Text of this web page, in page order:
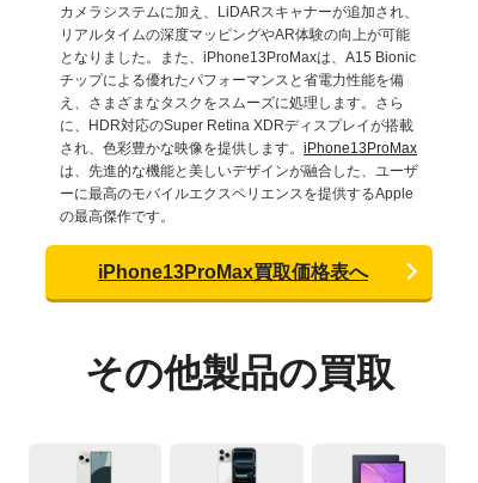
カメラシステムに加え、LiDARスキャナーが追加され、
リアルタイムの深度マッピングやAR体験の向上が可能
となりました。また、iPhone13ProMaxは、A15 Bionic
チップによる優れたパフォーマンスと省電力性能を備
え、さまざまなタスクをスムーズに処理します。さら
に、HDR対応のSuper Retina XDRディスプレイが搭載
され、色彩豊かな映像を提供します。 iPhone13ProMax
は、先進的な機能と美しいデザインが融合した、ユーザ
ーに最高のモバイルエクスペリエンスを提供するApple
の最高傑作です。
iPhone13ProMax買取価格表へ
その他製品の買取